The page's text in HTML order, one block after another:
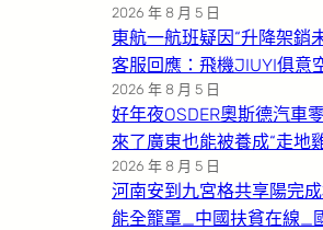
2026 年 8 月 5 日
東航一航班疑因“升降架銷
客服回應：飛機JIUYI俱意
2026 年 8 月 5 日
好年夜OSDER奧斯德汽車
來了廣東也能被養成“走地
2026 年 8 月 5 日
河南安到九宮格共享陽完
能全籠罩_中國扶貧在線_